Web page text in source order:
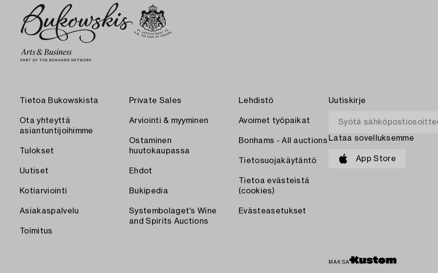
Tietoa Bukowskista
Ota yhteyttä
asiantuntijoihimme
Tulokset
Uutiset
Kotiarviointi
Asiakaspalvelu
Toimitus
Private Sales
Arviointi & myyminen
Ostaminen
huutokaupassa
Ehdot
Bukipedia
Systembolaget's Wine
and Spirits Auctions
Lehdistö
Avoimet työpaikat
Bonhams - All auctions
Tietosuojakäytäntö
Tietoa evästeistä
(cookies)
Evästeasetukset
Uutiskirje
Lataa sovelluksemme
App Store
MAKSA